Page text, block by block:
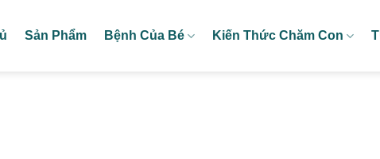
Sản Phẩm Bệnh Của Bé Kiến Thức Chăm Con